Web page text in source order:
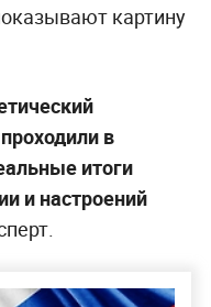
картину
в
итоги
и настроений